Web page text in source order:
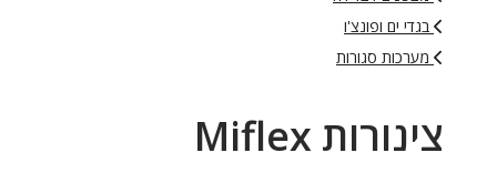
בגדי ים ופונצ'ו
מערכות סגורות
צינורות Miflex